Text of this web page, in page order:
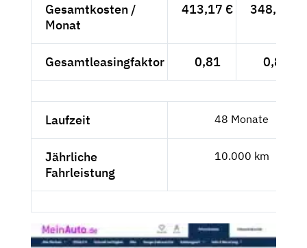
Gesamtkosten /
Monat
413,17 € 348,13 €
Gesamtleasingfaktor 0,81 0,82
Laufzeit 48 Monate
Jährliche
Fahrleistung
10.000 km